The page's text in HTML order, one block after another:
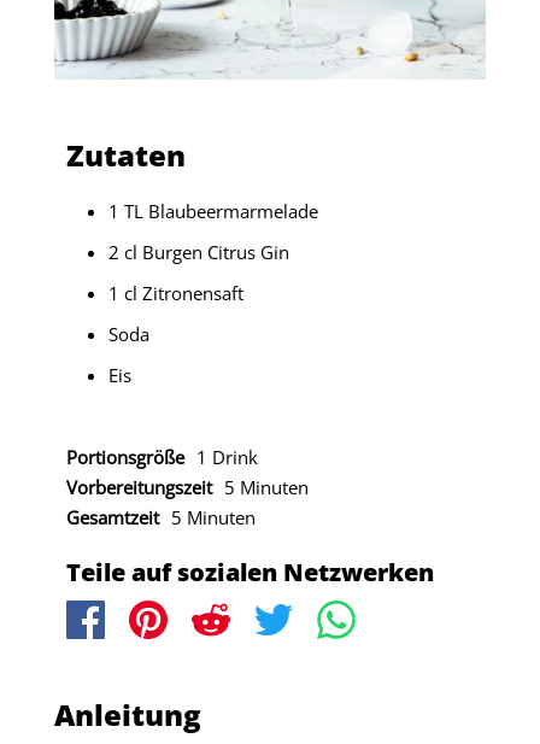
Zutaten
1 TL Blaubeermarmelade
2 cl Burgen Citrus Gin
1 cl Zitronensaft
Soda
Eis
Portionsgröße 1 Drink
Vorbereitungszeit 5 Minuten
Gesamtzeit 5 Minuten
Teile auf sozialen Netzwerken
Anleitung